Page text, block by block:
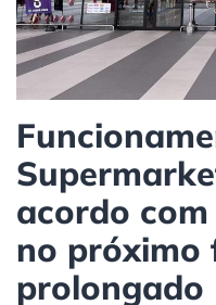
acordo
no próximo
prolongado